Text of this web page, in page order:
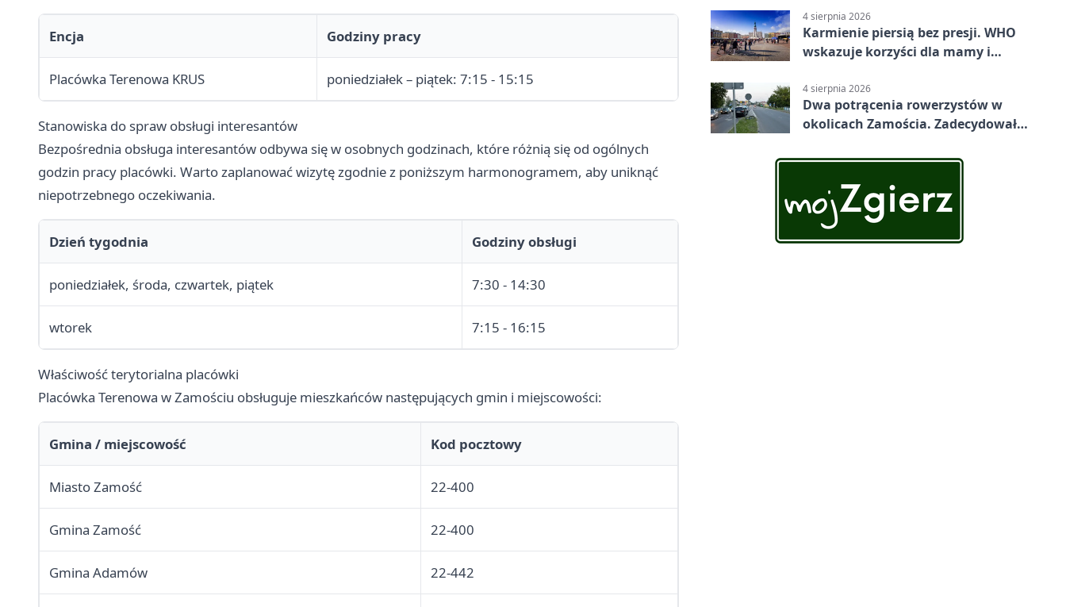
Encja Godziny pracy
Placówka Terenowa KRUS poniedziałek – piątek: 7:15 - 15:15
Stanowiska do spraw obsługi interesantów
Bezpośrednia obsługa interesantów odbywa się w osobnych godzinach, które różnią się od ogólnych
godzin pracy placówki. Warto zaplanować wizytę zgodnie z poniższym harmonogramem, aby uniknąć
niepotrzebnego oczekiwania.
Dzień tygodnia Godziny obsługi
poniedziałek, środa, czwartek, piątek 7:30 - 14:30
wtorek 7:15 - 16:15
Właściwość terytorialna placówki
Placówka Terenowa w Zamościu obsługuje mieszkańców następujących gmin i miejscowości:
Gmina / miejscowość Kod pocztowy
Miasto Zamość 22-400
Gmina Zamość 22-400
Gmina Adamów 22-442
4 sierpnia 2026
Karmienie piersią bez presji. WHO
wskazuje korzyści dla mamy i
4 sierpnia 2026
Dwa potrącenia rowerzystów w
okolicach Zamościa. Zadecydowało